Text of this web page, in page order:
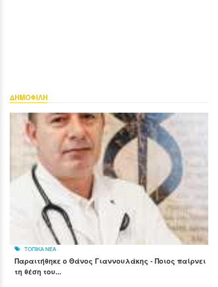
ΔΗΜΟΦΙΛΗ
ΤΟΠΙΚΑ ΝΕΑ
Παραιτήθηκε ο Θάνος Γιαννουλάκης - Ποιος παίρνει
τη θέση του...